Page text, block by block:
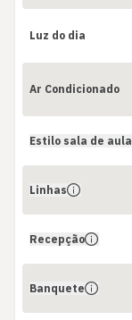
Luz do dia
Ar Condicionado
Estilo sala de aula
Linhas
Recepção
Banquete